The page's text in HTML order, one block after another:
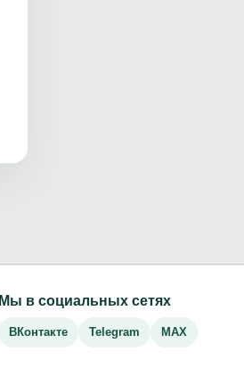
Мы в социальных сетях
ВКонтакте Telegram MAX